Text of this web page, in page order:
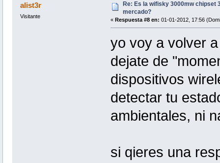
alist3r
Visitante
Re: Es la wifisky 3000mw chipset
mercado?
« Respuesta #8 en: 01-01-2012, 17:56
yo voy a volver
dejate de
dispositivos
detectar tu
ambientales, ni
si qieres una